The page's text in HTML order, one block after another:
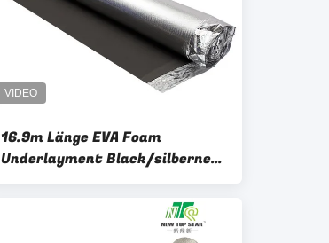
16.9m Länge EVA Foam
Underlayment Black/silberner
Bodenbelag Underlayment des